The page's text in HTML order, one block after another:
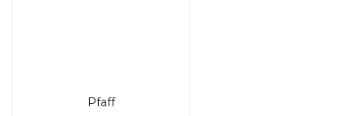
Pfaff